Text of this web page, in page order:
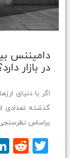
دامیننس
در بازار
اگر با دنیای
گذشته تعدادی
براساس